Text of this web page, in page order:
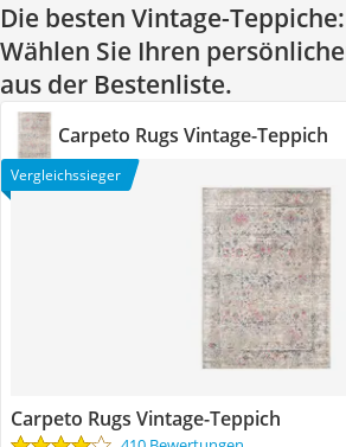
Die besten Vintage-Teppiche:
Wählen Sie Ihren
aus der Bestenliste.
Carpeto Rugs Vintage-Teppich
Vergleichssieger
Carpeto Rugs Vintage-Teppich